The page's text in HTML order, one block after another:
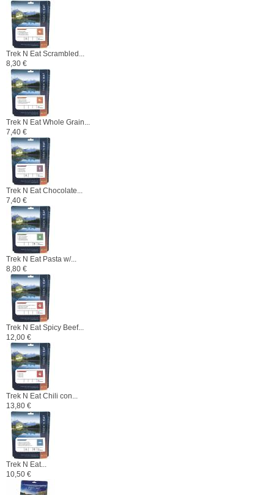
Trek N Eat Scrambled...
8,30 €
Trek N Eat Whole Grain...
7,40 €
Trek N Eat Chocolate...
7,40 €
Trek N Eat Pasta w/...
8,80 €
Trek N Eat Spicy Beef...
12,00 €
Trek N Eat Chili con...
13,80 €
Trek N Eat...
10,50 €